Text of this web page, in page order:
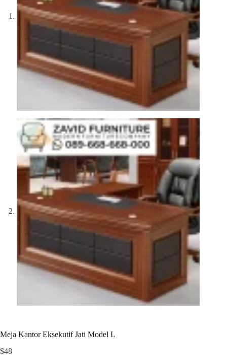
Meja Kantor Eksekutif Jati Model L
$48